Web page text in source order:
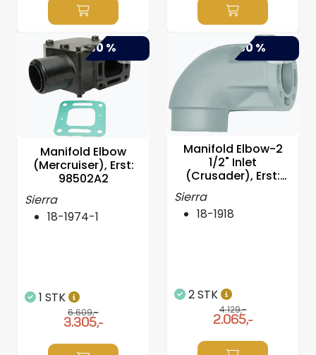
-50 %
Manifold Elbow
(Mercruiser), Erst:
98502A2
Sierra
18-1974-1
1 STK
6.609,-
3.305,-
-50 %
Manifold Elbow-2
1/2" Inlet
(Crusader), Erst:
Sierra
18-1918
2 STK
4.129,-
2.065,-